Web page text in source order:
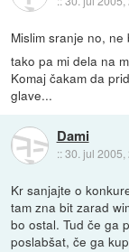
Mislim sranje no,
tako pa mi dela na
Komaj čakam da
glave...
Dami
::30. jul 2005,
Kr sanjajte o
tam zna bit zarad
bo ostal. Tud če ga
poslabšat, če ga